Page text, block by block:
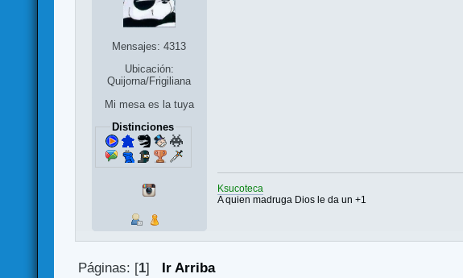
Mensajes: 4313
Ubicación:
Quijorna/Frigiliana
Mi mesa es la tuya
Distinciones
Ksucoteca
A quien madruga Dios le da un +1
Páginas: [1] Ir Arriba